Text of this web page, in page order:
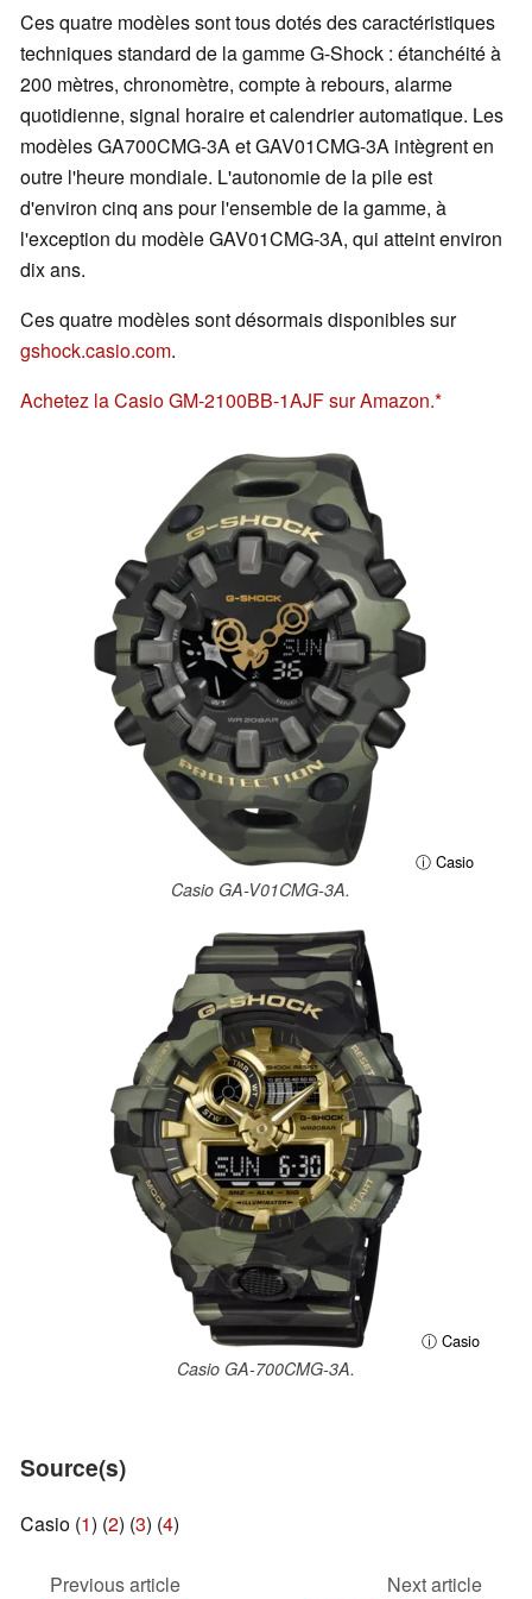
Ces quatre modèles sont tous dotés des caractéristiques
techniques standard de la gamme G-Shock : étanchéité à
200 mètres, chronomètre, compte à rebours, alarme
quotidienne, signal horaire et calendrier automatique. Les
modèles GA700CMG-3A et GAV01CMG-3A intègrent en
outre l'heure mondiale. L'autonomie de la pile est
d'environ cinq ans pour l'ensemble de la gamme, à
l'exception du modèle GAV01CMG-3A, qui atteint environ
dix ans.
Ces quatre modèles sont désormais disponibles sur
gshock.casio.com.
Achetez la Casio GM-2100BB-1AJF sur Amazon.
ⓘ Casio
Casio GA-V01CMG-3A.
ⓘ Casio
Casio GA-700CMG-3A.
Source(s)
Casio (1) (2) (3) (4)
Previous article
Next article